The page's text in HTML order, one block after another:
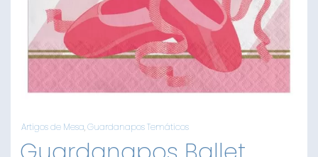
Artigos de Mesa,Guardanapos Temáticos